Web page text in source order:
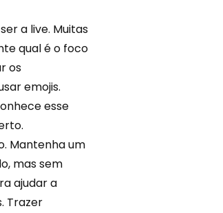
a live. Muitas
qual é o foco
os
emojis.
esse
Mantenha um
mas sem
ajudar a
Trazer